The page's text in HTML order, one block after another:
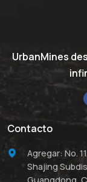
UrbanMines
Contacto
Agregar: No.
Shajing